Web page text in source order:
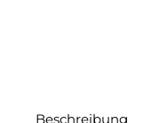
Beschreibung